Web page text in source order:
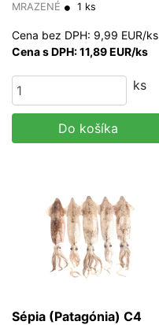
MRAZENÉ 1 ks
Cena bez DPH: 9,99 EUR/ks
Cena s DPH: 11,89 EUR/ks
ks
Do košíka
Sépia (Patagónia) C4